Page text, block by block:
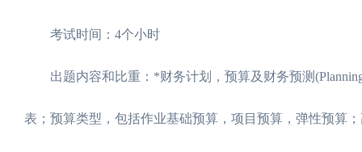
考试时间：4个小时
出题内容和比重：*财务计划，预算及财务预测
表；预算类型，包括作业基础预算，项目预算，弹性预算